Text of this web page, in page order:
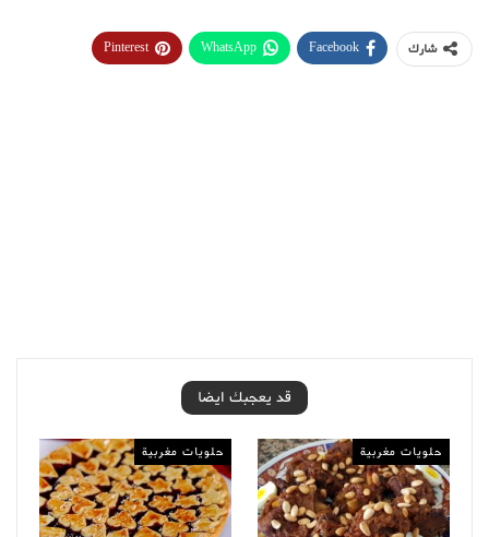
شارك Facebook
WhatsApp
Pinterest
قد يعجبك ايضا
حلويات مغربية حلويات مغربية